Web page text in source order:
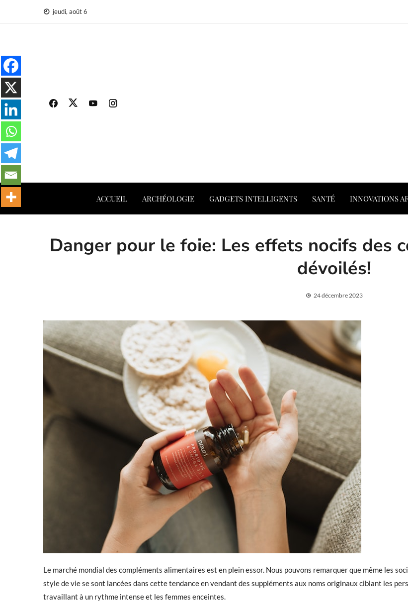
jeudi, août 6
ACCUEIL ARCHÉOLOGIE GADGETS INTELLIGENTS SANTÉ INNOVATIONS
Danger pour le foie: Les effets nocifs des
dévoilés!
24 décembre 2023
Le marché mondial des compléments alimentaires est en plein essor. Nous pouvons remarquer que même les
style de vie se sont lancées dans cette tendance en vendant des suppléments aux noms originaux ciblant les
travaillant à un rythme intense et les femmes enceintes.